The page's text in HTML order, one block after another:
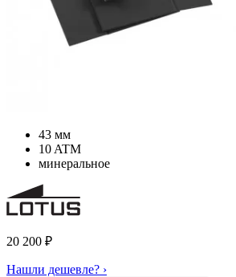
43 мм
10 ATM
минеральное
20 200 ₽
Нашли дешевле? ›